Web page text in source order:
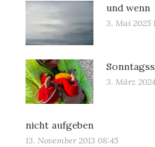
und wenn
3. Mai 2025
3. März
nicht aufgeben
13. November 2013 08:45